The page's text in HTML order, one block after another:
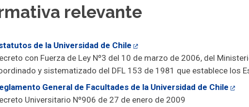
relevante
de la Universidad de Chile
con Fuerza de Ley Nº3 del 10 de marzo de 2006, del
y sistematizado del DFL 153 de 1981 que establece los
General de Facultades de la Universidad de Chile
Universitario Nº906 de 27 de enero de 2009